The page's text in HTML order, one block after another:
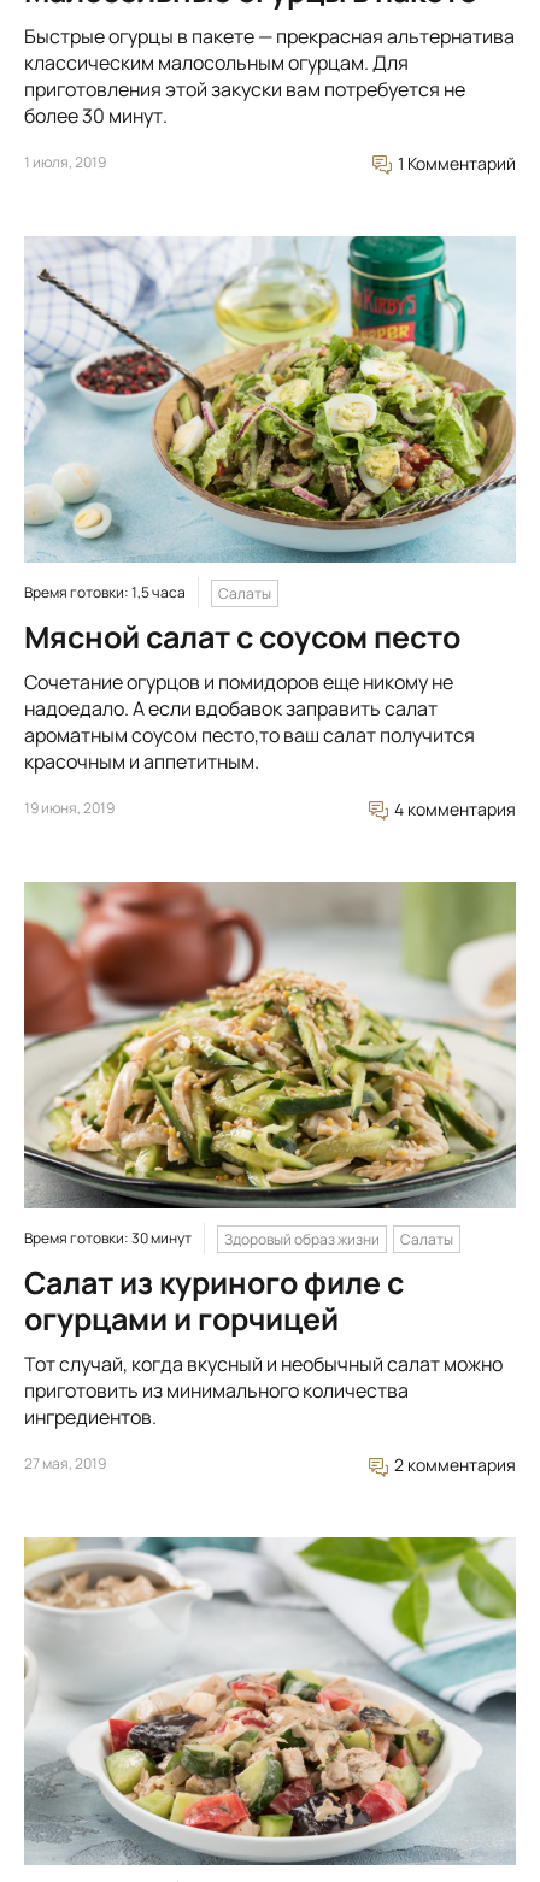
Быстрые огурцы в пакете — прекрасная альтернатива
классическим малосольным огурцам. Для
приготовления этой закуски вам потребуется не
более 30 минут.
1 июля, 2019 1 Комментарий
Время готовки: 1,5 часа Салаты
Мясной салат с соусом песто
Сочетание огурцов и помидоров еще никому не
надоедало. А если вдобавок заправить салат
ароматным соусом песто,то ваш салат получится
красочным и аппетитным.
19 июня, 2019 4 комментария
Время готовки: 30 минут Здоровый образ жизни Салаты
Салат из куриного филе с
огурцами и горчицей
Тот случай, когда вкусный и необычный салат можно
приготовить из минимального количества
ингредиентов.
27 мая, 2019 2 комментария